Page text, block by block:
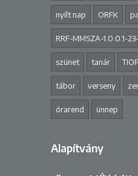
nyílt nap ORFK
RRF-MMSZA-1.0.0.1-
szünet tanár TIOP
tábor verseny
órarend ünnep
Alapítvány